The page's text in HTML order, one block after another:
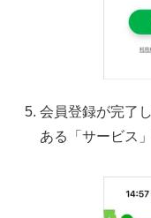
会員登録が完了
ある「サービス